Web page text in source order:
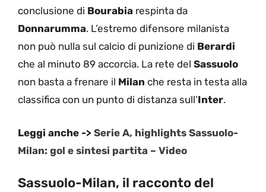
conclusione di Bourabia respinta da
Donnarumma. L’estremo difensore milanista
non può nulla sul calcio di punizione di Berardi
che al minuto 89 accorcia. La rete del Sassuolo
non basta a frenare il Milan che resta in testa alla
classifica con un punto di distanza sull’Inter.
Leggi anche -> Serie A, highlights Sassuolo-
Milan: gol e sintesi partita – Video
Sassuolo-Milan, il racconto del